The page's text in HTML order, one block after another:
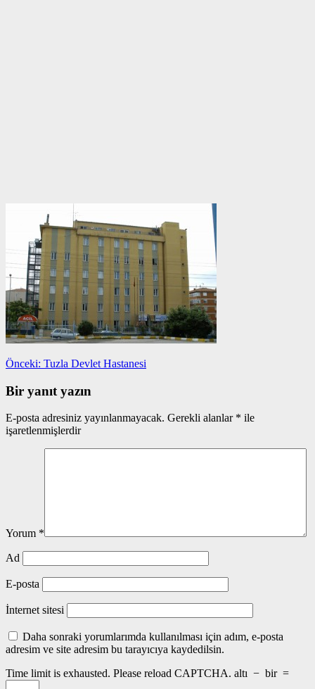
Yazı
gezinmesi
Önceki: Önceki
Tuzla Devlet Hastanesi
Bir yanıt yazın
E-posta adresiniz yayınlanmayacak. Gerekli alanlar * ile
işaretlenmişlerdir
Yorum *
Ad
E-posta
İnternet sitesi
Daha sonraki yorumlarımda kullanılması için adım, e-posta
adresim ve site adresim bu tarayıcıya kaydedilsin.
Time limit is exhausted. Please reload CAPTCHA. altı − bir =